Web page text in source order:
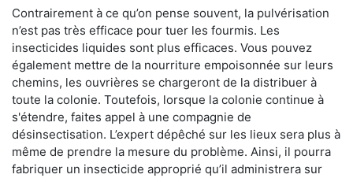
Contrairement à ce qu’on pense souvent, la pulvérisation
n’est pas très efficace pour tuer les fourmis. Les
insecticides liquides sont plus efficaces. Vous pouvez
également mettre de la nourriture empoisonnée sur leurs
chemins, les ouvrières se chargeront de la distribuer à
toute la colonie. Toutefois, lorsque la colonie continue à
s'étendre, faites appel à une compagnie de
désinsectisation. L’expert dépêché sur les lieux sera plus à
même de prendre la mesure du problème. Ainsi, il pourra
fabriquer un insecticide approprié qu’il administrera sur